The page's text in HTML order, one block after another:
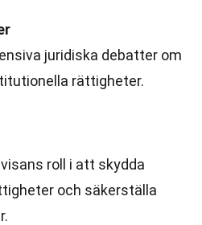
juridiska debatter om
rättigheter.
roll i att skydda
och säkerställa